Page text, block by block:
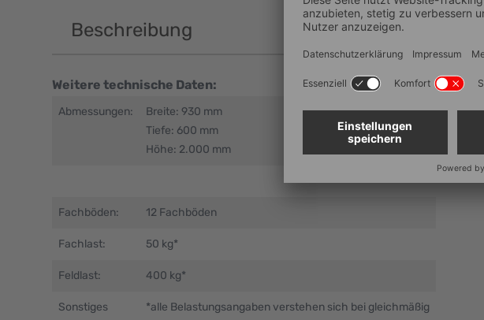
Beschreibung
Weitere technische Daten:
Abmessungen:
Breite: 930 mm
Tiefe: 600 mm
Höhe: 2.000 mm
Fachböden: 12 Fachböden
Fachlast: 50 kg*
Feldlast: 400 kg*
Sonstiges
*alle Belastungsangaben verstehen sich bei gleichmäßig